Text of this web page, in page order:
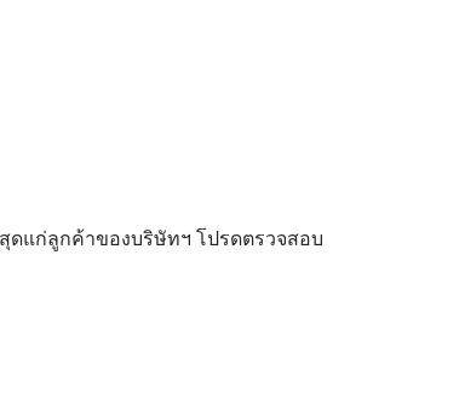
ดแก่ลูกค้าของบริษัทฯ โปรดตรวจสอบ